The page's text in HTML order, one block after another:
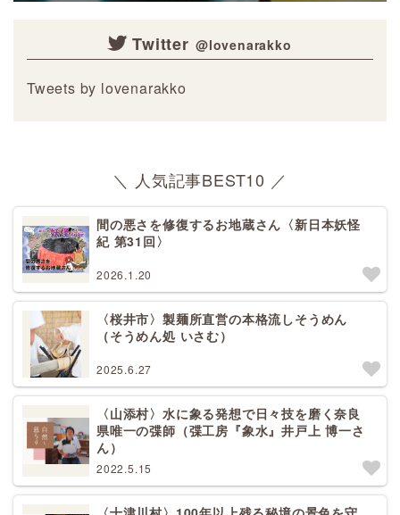
Twitter
Tweets by lovenarakko
＼ 人気記事BEST10 ／
間の悪さを修復するお地蔵さん〈新日本妖怪
紀 第31回〉
2026.1.20
〈桜井市〉製麺所直営の本格流しそうめん
（そうめん処 いさむ）
2025.6.27
〈山添村〉水に象る発想で日々技を磨く奈良
県唯一の弽師（弽工房『象水』井戸上 博一さ
ん）
2022.5.15